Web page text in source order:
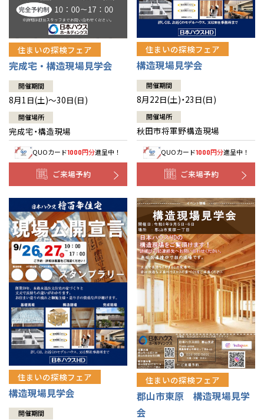
住まいの探検フェア
完成宅・構造現場見学会
開催期間
8月1日(土)～30日(日)
開催場所
完成宅・構造現場
QUOカード1000円分進呈中！
ご来場予約
住まいの探検フェア
構造現場見学会
開催期間
8月22日(土)・23日(日)
開催場所
秋田市将軍野構造現場
QUOカード1000円分進呈中！
ご来場予約
住まいの探検フェア
構造現場見学会
開催期間
住まいの探検フェア
郡山市東原 構造現場見学
会
山口
徳島
高知
鹿児島
長崎
沖縄